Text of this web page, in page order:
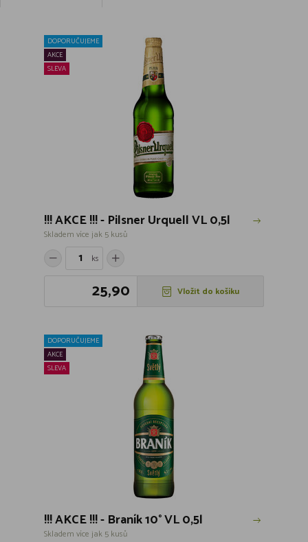
DOPORUČUJEME
AKCE
SLEVA
!!! AKCE !!! - Pilsner Urquell VL 0,5l
Skladem více jak 5 kusů
ks
25,90 Vložit do košíku
DOPORUČUJEME
AKCE
SLEVA
!!! AKCE !!! - Braník 10° VL 0,5l
Skladem více jak 5 kusů